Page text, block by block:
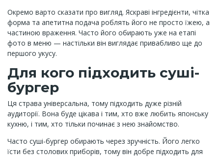
Окремо варто сказати про вигляд. Яскраві інгредієнти, чітка
форма та апетитна подача роблять його не просто їжею, а
частиною враження. Часто його обирають уже на етапі
фото в меню — настільки він виглядає привабливо ще до
першого укусу.
Для кого підходить суші-
бургер
Ця страва універсальна, тому підходить дуже різній
аудиторії. Вона буде цікава і тим, хто вже любить японську
кухню, і тим, хто тільки починає з нею знайомство.
Часто суші-бургер обирають через зручність. Його легко
їсти без столових приборів, тому він добре підходить для